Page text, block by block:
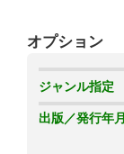
オプション
ジャンル指定
出版／発行年月